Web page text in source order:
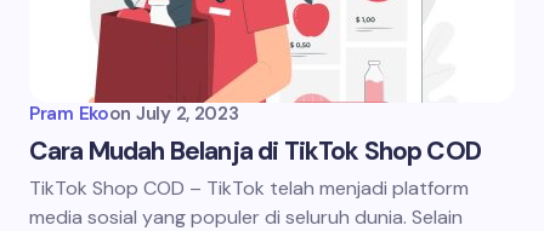
Pram Ekoon July 2, 2023
Cara Mudah Belanja di TikTok Shop COD
TikTok Shop COD – TikTok telah menjadi platform
media sosial yang populer di seluruh dunia. Selain